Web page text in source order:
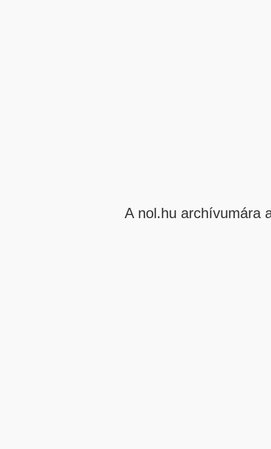
A nol.hu archívumára